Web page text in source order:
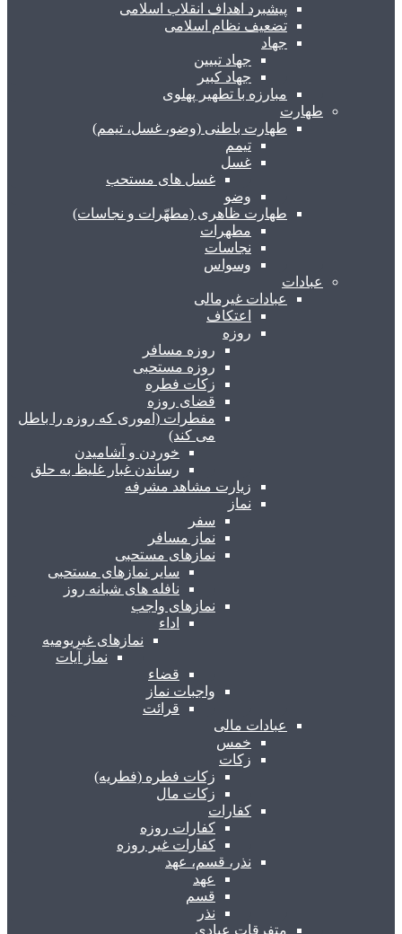
پیشبرد اهداف انقلاب اسلامی
تضعیف نظام اسلامی
جهاد
جهاد تبیین
جهاد کبیر
مبارزه با تطهیر پهلوی
طهارت
طهارت باطنی (وضو، غسل، تیمم)
تیمم
غسل
غسل های مستحب
وضو
طهارت ظاهری (مطهّرات و نجاسات)
مطهرات
نجاسات
وسواس
عبادات
عبادات غیرمالی
اعتکاف
روزه
روزه مسافر
روزه مستحبی
زکات فطره
قضای روزه
مفطرات (اموری که روزه را باطل
می کند)
خوردن و آشامیدن
رساندن غبار غلیظ به حلق
زیارت مشاهد مشرفه
نماز
سفر
نماز مسافر
نمازهای مستحبی
سایر نمازهای مستحبی
نافله های شبانه روز
نمازهای واجب
اداء
نمازهای غیریومیه
نماز آیات
قضاء
واجبات نماز
قرائت
عبادات مالی
خمس
زکات
زکات فطره (فطریه)
زکات مال
کفارات
کفارات روزه
کفارات غیر روزه
نذر، قسم، عهد
عهد
قسم
نذر
متفرقات عبادی